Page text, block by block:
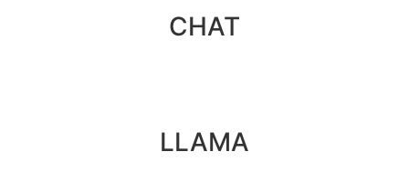
CHAT
LLAMA